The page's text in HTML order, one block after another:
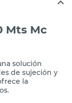
Mts Mc
solución
de sujeción y
la